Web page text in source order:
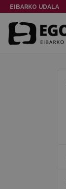
EIBARKO UDALA